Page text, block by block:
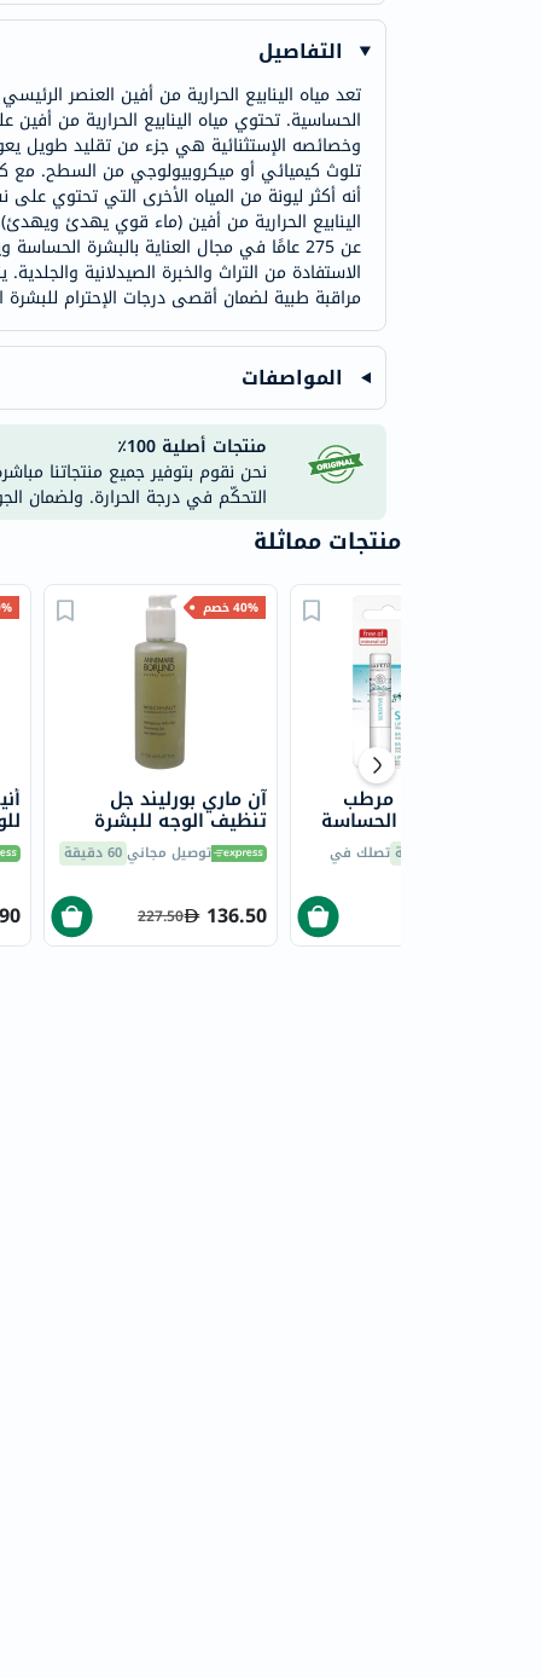
التفاصيل
تعد مياه الينابيع الحرارية من أفين العنصر
الحساسية. تحتوي مياه الينابيع الحرارية من
وخصائصه الإستثنائية هي جزء من تقليد طويل
تلوث كيميائي أو ميكروبيولوجي من السطح. مع
أنه أكثر ليونة من المياه الأخرى التي تحتوي
الينابيع الحرارية من أفين (ماء قوي يهدئ
عن 275 عامًا في مجال العناية بالبشرة
الاستفادة من التراث والخبرة الصيدلانية
مراقبة طبية لضمان أقصى درجات الإحترام
المواصفات
منتجات أصلية 100٪
نحن نقوم بتوفير جميع منتجاتنا
التحكّم في درجة الحرارة. ولضمان
منتجات مماثلة
40% خصم
آن ماري بورليند جل
تنظيف الوجه للبشرة
المختلطة 150 ملتوصيل مجاني60 دقيقة
136.50
227.50
لافيرا باسيس مرطب
شفاه للبشرة الحساسة
تصلك في